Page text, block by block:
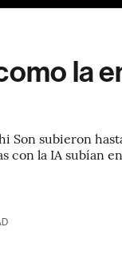
la
Son subieron
con la IA subían